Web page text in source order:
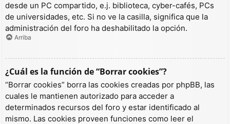
desde un PC compartido, e.j. biblioteca, cyber-cafés, PCs
de universidades, etc. Si no ve la casilla, significa que la
administración del foro ha deshabilitado la opción.
Arriba
¿Cuál es la función de “Borrar cookies”?
“Borrar cookies” borra las cookies creadas por phpBB, las
cuales le mantienen autorizado para acceder a
determinados recursos del foro y estar identificado al
mismo. Las cookies proveen funciones como leer el